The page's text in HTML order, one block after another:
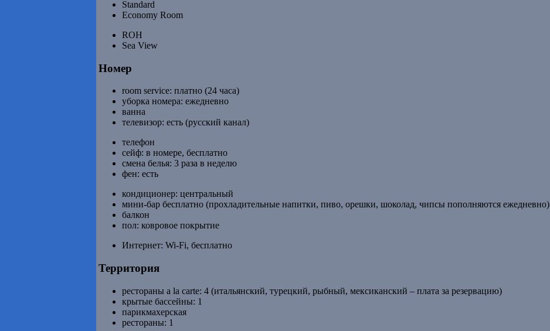
Standard
Economy Room
ROH
Sea View
Номер
room service: платно (24 часа)
уборка номера: ежедневно
ванна
телевизор: есть (русский канал)
телефон
сейф: в номере, бесплатно
смена белья: 3 раза в неделю
фен: есть
кондиционер: центральный
мини-бар бесплатно (прохладительные напитки, пиво, орешки, шоколад, чипсы пополняются ежедневно)
балкон
пол: ковровое покрытие
Интернет: Wi-Fi, бесплатно
Территория
рестораны a la carte: 4 (итальянский, турецкий, рыбный, мексиканский – плата за резервацию)
крытые бассейны: 1
парикмахерская
рестораны: 1